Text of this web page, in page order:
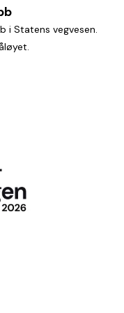
i Statens vegvesen.